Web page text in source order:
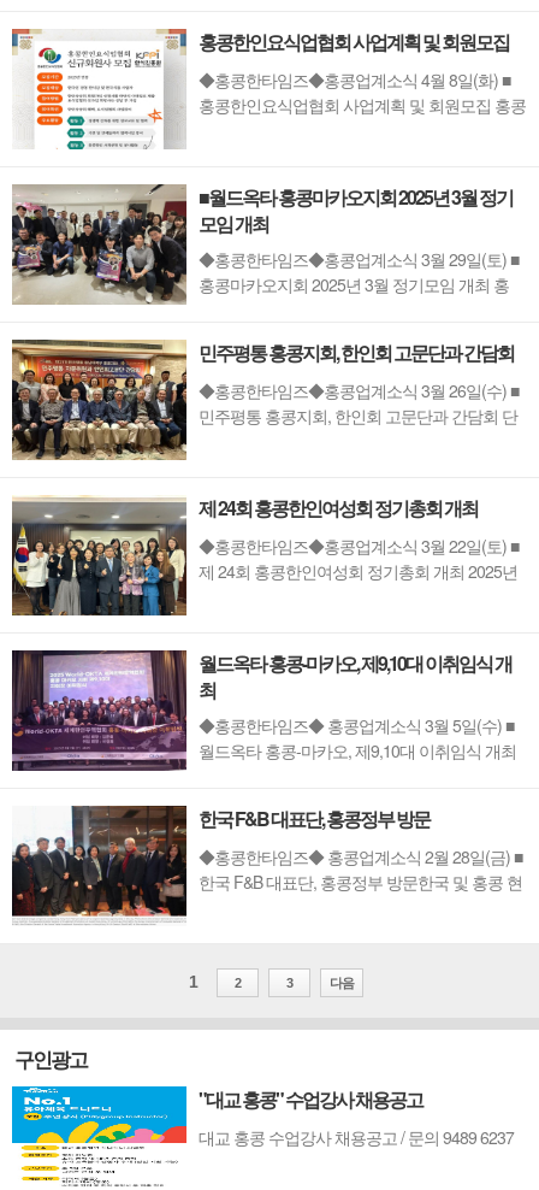
(회장 송세용)는 한아름 식당에서 ‘2025년 2분기
정기 회의 및 통일의견 수렴’을 개최했다. 이번 회
의는 이현주 간사의 사회로 진행되었으며...
홍콩한인요식업협회 사업계획 및 회원모집
◆홍콩한타임즈◆홍콩업계소식 4월 8일(화) ■
홍콩한인요식업협회 사업계획 및 회원모집 홍콩
원 해외한식당협의체 지원사업(대상 : 20개국 32
개 협의체)에 응모하여 올해로 4년 연속 2개사업
이 선정되어,...
■월드옥타 홍콩마카오지회 2025년 3월 정기
모임 개최
◆홍콩한타임즈◆홍콩업계소식 3월 29일(토) ■
홍콩마카오지회 2025년 3월 정기모임 개최 홍
은 회원 간의 소통을 강화하고, 최신 산업 동향에
대한 유익한 정보를 제공하기 위해 마련되었다.
이번 행사에서는 정회원인 이재호 변호사를 초
민주평통 홍콩지회, 한인회 고문단과 간담회
◆홍콩한타임즈◆홍콩업계소식 3월 26일(수) ■
민주평통 홍콩지회, 한인회 고문단과 간담회 단
월 25일에 디스커버리 베이 골프 클럽에서 개최
되었다. 민주평통 자문 위원들과 한인회 고문들
간의 ...
제 24회 홍콩한인여성회 정기총회 개최
◆홍콩한타임즈◆홍콩업계소식 3월 22일(토) ■
제 24회 홍콩한인여성회 정기총회 개최 2025년
숙 부회장의 사회로 진행되었으며 유형철 총영
사는 축사를 통해 한인 여성회의 선한 영향력과
노고를 치...
월드옥타 홍콩-마카오, 제9,10대 이취임식 개
최
◆홍콩한타임즈◆ 홍콩업계소식 3월 5일(수) ■
월드옥타 홍콩-마카오, 제9,10대 이취임식 개최
이취임식이 열렸다. 국기에 대한 경례, 애국가 제
창으로 시작해 내외빈의 축사가 이어졌다.축사
에는 강기석 윤리위원회 부위원장, 영사관 이재
한국 F&B 대표단, 홍콩정부 방문
◆홍콩한타임즈◆ 홍콩업계소식 2월 28일(금) ■
한국 F&B 대표단, 홍콩정부 방문한국 및 홍콩 현
부 산하 ‘인베스트홍콩’을 방문했다고 밝혔다.
1 2 3 다음
구인광고
"대교 홍콩" 수업강사 채용공고
대교 홍콩 수업강사 채용공고 / 문의 9489 6237